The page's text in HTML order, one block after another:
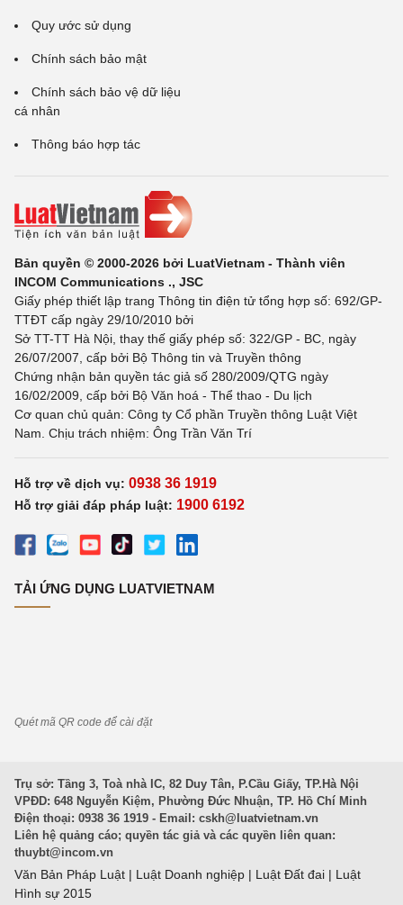
Quy ước sử dụng
Chính sách bảo mật
Chính sách bảo vệ dữ liệu
cá nhân
Thông báo hợp tác
Bản quyền © 2000-2026 bởi LuatVietnam - Thành viên
INCOM Communications ., JSC
Giấy phép thiết lập trang Thông tin điện tử tổng hợp số: 692/GP-
TTĐT cấp ngày 29/10/2010 bởi
Sở TT-TT Hà Nội, thay thế giấy phép số: 322/GP - BC, ngày
26/07/2007, cấp bởi Bộ Thông tin và Truyền thông
Chứng nhận bản quyền tác giả số 280/2009/QTG ngày
16/02/2009, cấp bởi Bộ Văn hoá - Thể thao - Du lịch
Cơ quan chủ quản: Công ty Cổ phần Truyền thông Luật Việt
Nam. Chịu trách nhiệm: Ông Trần Văn Trí
Hỗ trợ về dịch vụ: 0938 36 1919
Hỗ trợ giải đáp pháp luật: 1900 6192
TẢI ỨNG DỤNG LUATVIETNAM
Quét mã QR code để cài đặt
Trụ sở: Tầng 3, Toà nhà IC, 82 Duy Tân, P.Cầu Giấy, TP.Hà Nội
VPĐD: 648 Nguyễn Kiệm, Phường Đức Nhuận, TP. Hồ Chí Minh
Điện thoại: 0938 36 1919 - Email: cskh@luatvietnam.vn
Liên hệ quảng cáo; quyền tác giả và các quyền liên quan:
thuybt@incom.vn
Văn Bản Pháp Luật | Luật Doanh nghiệp | Luật Đất đai | Luật
Hình sự 2015